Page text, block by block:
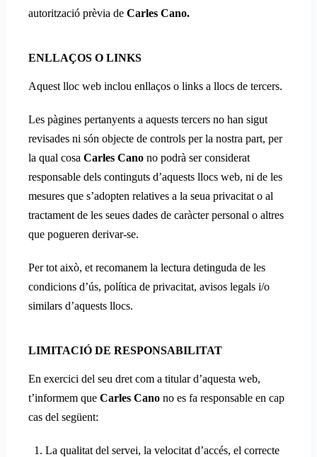
autorització prèvia de Carles Cano.
ENLLAÇOS O LINKS
Aquest lloc web inclou enllaços o links a llocs de tercers.
Les pàgines pertanyents a aquests tercers no han sigut
revisades ni són objecte de controls per la nostra part, per
la qual cosa Carles Cano no podrà ser considerat
responsable dels continguts d’aquests llocs web, ni de les
mesures que s’adopten relatives a la seua privacitat o al
tractament de les seues dades de caràcter personal o altres
que pogueren derivar-se.
Per tot això, et recomanem la lectura detinguda de les
condicions d’ús, política de privacitat, avisos legals i/o
similars d’aquests llocs.
LIMITACIÓ DE RESPONSABILITAT
En exercici del seu dret com a titular d’aquesta web,
t’informem que Carles Cano no es fa responsable en cap
cas del següent:
La qualitat del servei, la velocitat d’accés, el correcte